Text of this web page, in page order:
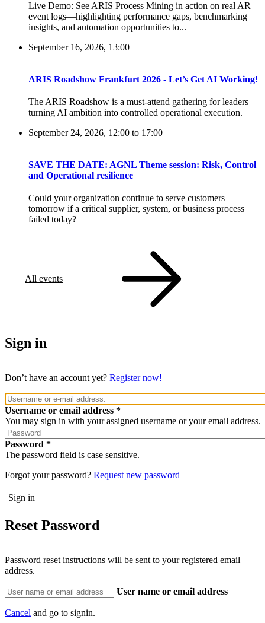
Live Demo: See ARIS Process Mining in action on real AR
event logs—highlighting performance gaps, benchmarking
insights, and automation opportunities to...
September 16, 2026, 13:00
ARIS Roadshow Frankfurt 2026 - Let’s Get AI Working!
The ARIS Roadshow is a must-attend gathering for leaders
turning AI ambition into controlled operational execution.
September 24, 2026, 12:00 to 17:00
SAVE THE DATE: AGNL Theme session: Risk, Control
and Operational resilience
Could your organization continue to serve customers
tomorrow if a critical supplier, system, or business process
failed today?
All events
Sign in
Don’t have an account yet? Register now!
Username or email address
You may sign in with your assigned username or your email address.
Password
The password field is case sensitive.
Forgot your password? Request new password
Reset Password
Password reset instructions will be sent to your registered email
address.
User name or email address
Cancel and go to signin.